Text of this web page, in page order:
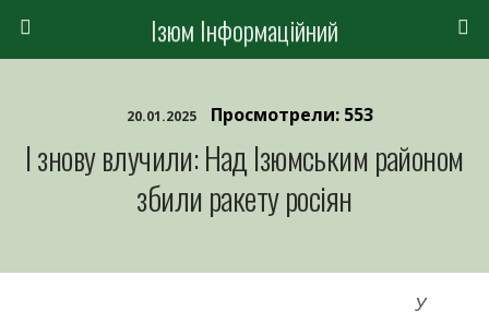
Ізюм Інформаційний
20.01.2025 Просмотрели: 553
І знову влучили: Над Ізюмським районом
збили ракету росіян
У